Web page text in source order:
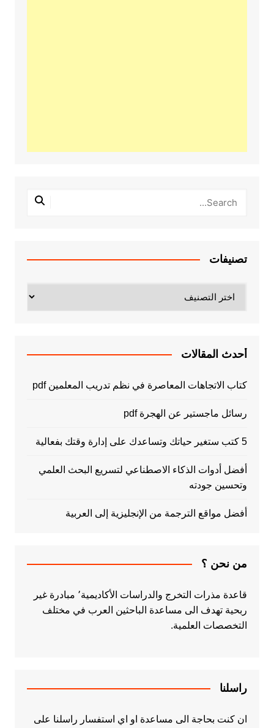
تصنيفات
أحدث المقالات
كتاب الاتجاهات المعاصرة في نظم تدريب المعلمين pdf
رسائل ماجستير عن الهجرة pdf
5 كتب ستغير حياتك وتساعدك على إدارة وقتك بفعالية
أفضل أدوات الذكاء الاصطناعي لتسريع البحث العلمي
وتحسين جودته
أفضل مواقع الترجمة من الإنجليزية إلى العربية
من نحن ؟
قاعدة مذرات التخرج والدراسات الأكاديمية٬ مبادرة غير
ربحية تهدف الى مساعدة الباحثين العرب في مختلف
التخصصات العلمية.
راسلنا
ان كنت بحاجة الى مساعدة او اي استفسار راسلنا على